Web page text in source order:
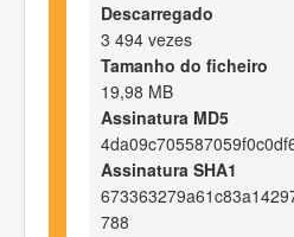
Descarregado
3 494 vezes
Tamanho do ficheiro
19,98 MB
Assinatura MD5
Assinatura SHA1
788